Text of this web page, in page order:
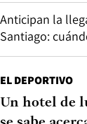
Anticipan la
Santiago:
EL DEPORTIVO
Un hotel de